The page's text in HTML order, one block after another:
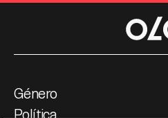
Género
Política